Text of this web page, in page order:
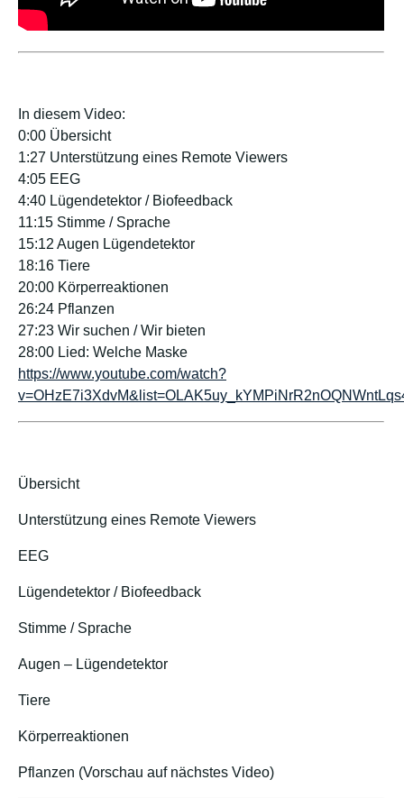
In diesem Video:
0:00 Übersicht
1:27 Unterstützung eines Remote Viewers
4:05 EEG
4:40 Lügendetektor / Biofeedback
11:15 Stimme / Sprache
15:12 Augen Lügendetektor
18:16 Tiere
20:00 Körperreaktionen
26:24 Pflanzen
27:23 Wir suchen / Wir bieten
28:00 Lied: Welche Maske
https://www.youtube.com/watch?
Übersicht
Unterstützung eines Remote Viewers
EEG
Lügendetektor / Biofeedback
Stimme / Sprache
Augen – Lügendetektor
Tiere
Körperreaktionen
Pflanzen (Vorschau auf nächstes Video)